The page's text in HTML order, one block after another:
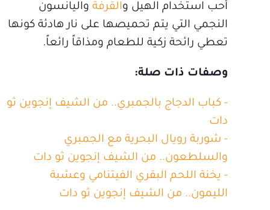
أحب استخدام الهيل والقرفة واليانسون
النجمي التي يتم تحميصها على نار هادئة كونها
تعطي رائحة زكية للطعام ومذاقاً رائعاً.
وصفات ذات صلة:
- كباب الدجاج بالجمبري.. من الشيف إنجوين ثو
دات
- شوربة رويال البحرية مع الجمبري
والسلطعون.. من الشيف إنجوين ثو دات
- يخنة اللحم البقري الفيتنامي وعشبة
الليمون.. من الشيف إنجوين ثو دات